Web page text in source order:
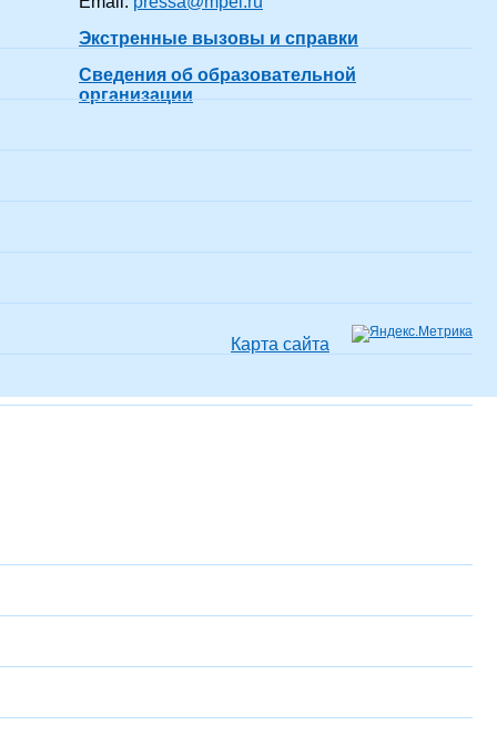
19 лет 7 месяцев
показать все
Экстренные вызовы и справки
Сведения об образовательной
организации
Карта сайта